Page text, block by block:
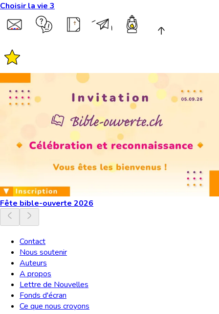
Choisir la vie 3
Fête bible-ouverte 2026
Contact
Nous soutenir
Auteurs
A propos
Lettre de Nouvelles
Fonds d'écran
Ce que nous croyons